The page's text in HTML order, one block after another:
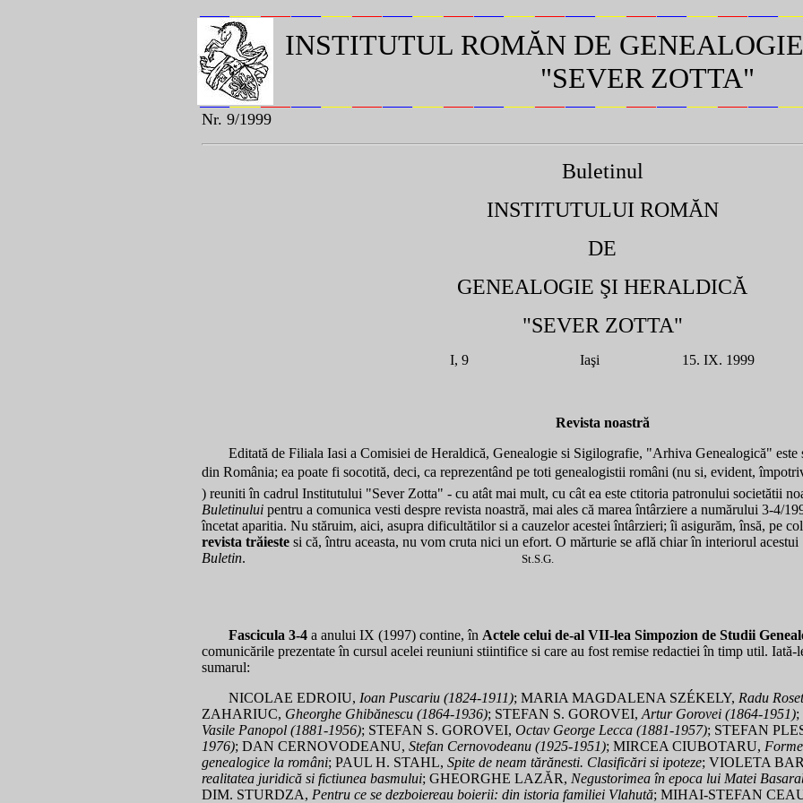
INSTITUTUL ROMĂN DE
"SEVER ZOTTA"
Nr. 9/1999
Buletinul
INSTITUTULUI ROMĂN
DE
GENEALOGIE ŞI HERALDICĂ
"SEVER ZOTTA"
I, 9 Iaşi 15. IX. 1999
Revista noastră
Editată de Filiala Iasi a Comisiei de Heraldică, Genealogie si Sigilografie, "Arhiva Genealogică" este
din România; ea poate fi socotită, deci, ca reprezentând pe toti genealogistii români (nu si, evident,
) reuniti în cadrul Institutului "Sever Zotta" - cu atât mai mult, cu cât ea este ctitoria patronului societătii
Buletinului pentru a comunica vesti despre revista noastră, mai ales că marea întârziere a numărului 3-4/
încetat aparitia. Nu stăruim, aici, asupra dificultătilor si a cauzelor acestei întârzieri; îi asigurăm, însă, pe
revista trăieste si că, întru aceasta, nu vom cruta nici un efort. O mărturie se află chiar în interiorul acestui
Buletin. St.S.G.
Fascicula 3-4 a anului IX (1997) contine, în Actele celui de-al VII-lea Simpozion de Studii
comunicările prezentate în cursul acelei reuniuni stiintifice si care au fost remise redactiei în timp util. Iată-
sumarul:
NICOLAE EDROIU, Ioan Puscariu (1824-1911); MARIA MAGDALENA SZÉKELY, Radu
ZAHARIUC, Gheorghe Ghibănescu (1864-1936); STEFAN S. GOROVEI, Artur Gorovei (1864-1951);
Vasile Panopol (1881-1956); STEFAN S. GOROVEI, Octav George Lecca (1881-1957); STEFAN
1976); DAN CERNOVODEANU, Stefan Cernovodeanu (1925-1951); MIRCEA CIUBOTARU,
genealogice la români; PAUL H. STAHL, Spite de neam tărănesti. Clasificări si ipoteze; VIOLETA
realitatea juridică si fictiunea basmului; GHEORGHE LAZĂR, Negustorimea în epoca lui Matei
DIM. STURDZA, Pentru ce se dezboiereau boierii: din istoria familiei Vlahută; MIHAI-STEFAN